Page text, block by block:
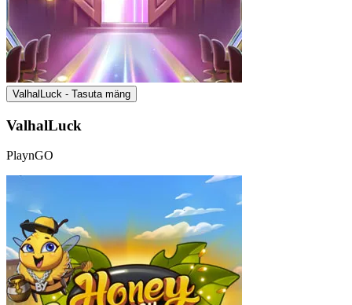
ValhalLuck - Tasuta mäng
ValhalLuck
PlaynGO